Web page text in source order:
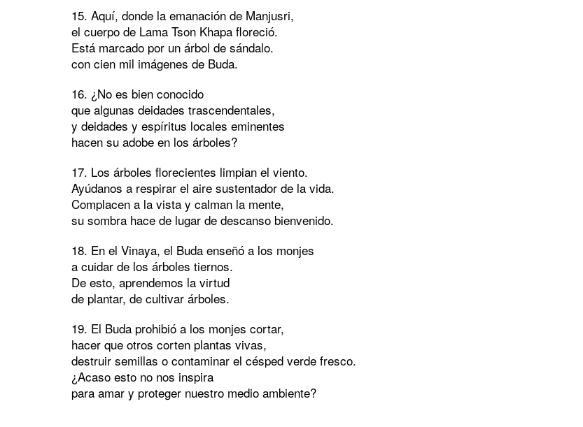
15. Aquí, donde la emanación de Manjusri,
el cuerpo de Lama Tson Khapa floreció.
Está marcado por un árbol de sándalo.
con cien mil imágenes de Buda.
16. ¿No es bien conocido
que algunas deidades trascendentales,
y deidades y espíritus locales eminentes
hacen su adobe en los árboles?
17. Los árboles florecientes limpian el viento.
Ayúdanos a respirar el aire sustentador de la vida.
Complacen a la vista y calman la mente,
su sombra hace de lugar de descanso bienvenido.
18. En el Vinaya, el Buda enseñó a los monjes
a cuidar de los árboles tiernos.
De esto, aprendemos la virtud
de plantar, de cultivar árboles.
19. El Buda prohibió a los monjes cortar,
hacer que otros corten plantas vivas,
destruir semillas o contaminar el césped verde fresco.
¿Acaso esto no nos inspira
para amar y proteger nuestro medio ambiente?